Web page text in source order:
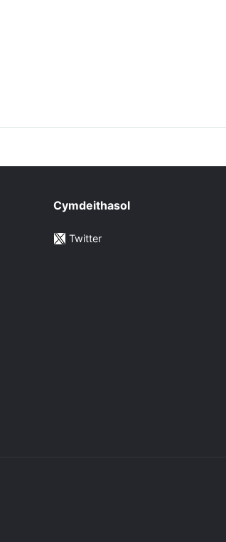
Cymdeithasol
Twitter